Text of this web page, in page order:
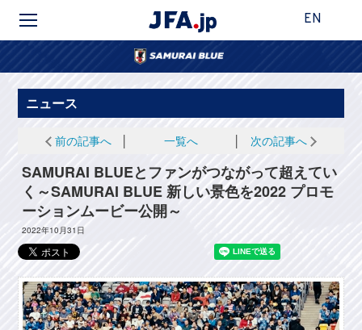
EN
ニュース
前の記事へ 一覧へ 次の記事へ
SAMURAI BLUEとファンがつながって超えてい
く～SAMURAI BLUE 新しい景色を2022 プロモ
ーションムービー公開～
2022年10月31日